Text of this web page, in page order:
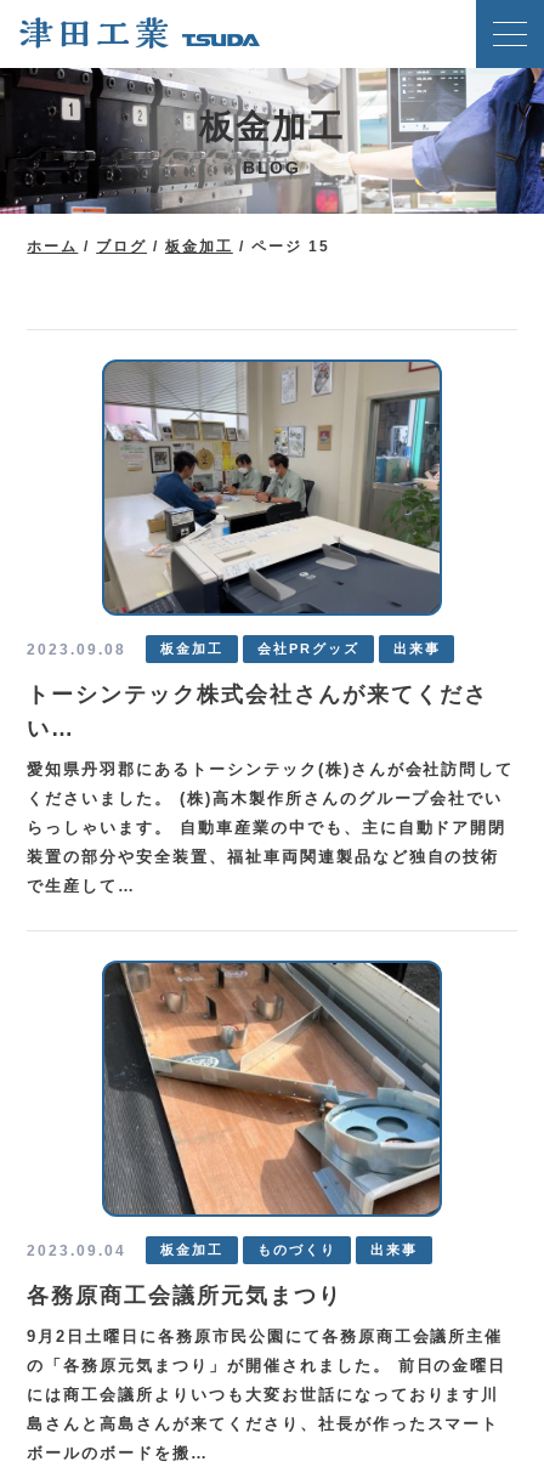
ホーム
クリンチングスピードファスナー工法
津田工業の強み
技術紹介
ブログ
新着情報
メディア掲載実績
TEL.0583-71-1422
お問い合わせ
板金加工
BLOG
ホーム / ブログ / 板金加工 / ページ 15
2023.09.08 板金加工 会社PRグッズ 出来事
トーシンテック株式会社さんが来てくださ
い…
愛知県丹羽郡にあるトーシンテック(株)さんが会社訪問して
くださいました。 (株)高木製作所さんのグループ会社でい
らっしゃいます。 自動車産業の中でも、主に自動ドア開閉
装置の部分や安全装置、福祉車両関連製品など独自の技術
で生産して…
2023.09.04 板金加工 ものづくり 出来事
各務原商工会議所元気まつり
9月2日土曜日に各務原市民公園にて各務原商工会議所主催
の「各務原元気まつり」が開催されました。 前日の金曜日
には商工会議所よりいつも大変お世話になっております川
島さんと高島さんが来てくださり、社長が作ったスマート
ボールのボードを搬…